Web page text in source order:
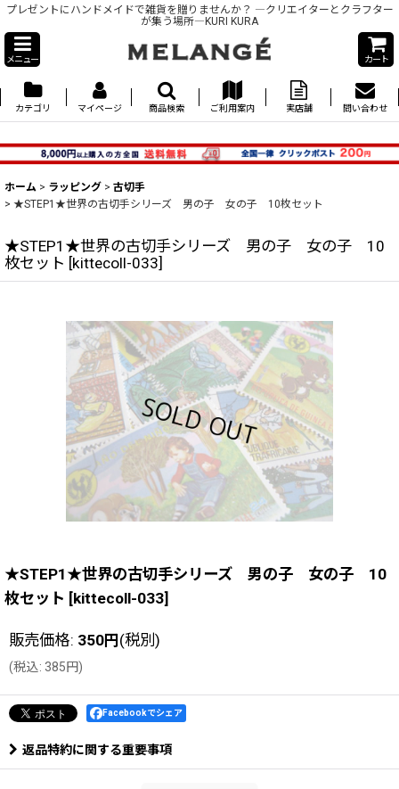
プレゼントにハンドメイドで雑貨を贈りませんか？ ―クリエイターとクラフター
が集う場所―KURI KURA
メニュー カート
カテゴリ マイページ 商品検索 ご利用案内 実店舗 問い合わせ
ホーム > ラッピング > 古切手
> ★STEP1★世界の古切手シリーズ 男の子 女の子 10枚セット
★STEP1★世界の古切手シリーズ 男の子 女の子 10
枚セット [kittecoll-033]
★STEP1★世界の古切手シリーズ 男の子 女の子 10
枚セット [kittecoll-033]
販売価格: 350円(税別)
(税込: 385円)
Facebookでシェア
返品特約に関する重要事項